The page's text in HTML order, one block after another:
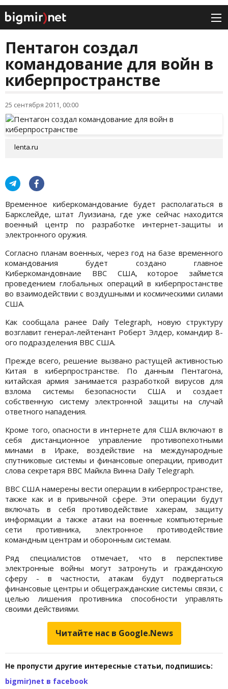
Пентагон создал
командование для войн в
киберпространстве
25 сентября 2011, 00:00
lenta.ru
Временное киберкомандование будет располагаться в
Баркслейде, штат Луизиана, где уже сейчас находится
военный центр по разработке интернет-защиты и
электронного оружия.
Согласно планам военных, через год на базе временного
командования будет создано главное
Киберкомандовнаие ВВС США, которое займется
проведением глобальных операций в киберпростанстве
во взаимодействии с воздушными и космическими силами
США.
Как сообщала ранее Daily Telegraph, новую структуру
возглавит генерал-лейтенант Роберт Элдер, командир 8-
ого подразделения ВВС США.
Прежде всего, решение вызвано растущей активностью
Китая в киберпространстве. По данным Пентагона,
китайская армия занимается разработкой вирусов для
взлома системы безопасности США и создает
собственную систему электронной защиты на случай
ответного нападения.
Кроме того, опасности в интернете для США включают в
себя дистанционное управление противопехотными
минами в Ираке, воздействие на международные
спутниковые системы и финансовые операции, приводит
слова секретаря ВВС Майкла Винна Daily Telegraph.
ВВС США намерены вести операции в киберпространстве,
также как и в привычной сфере. Эти операции будут
включать в себя противодействие хакерам, защиту
информации а также атаки на военные компьютерные
сети противника, электронное противодействие
командным центрам и оборонным системам.
Ряд специалистов отмечает, что в перспективе
электронные войны могут затронуть и гражданскую
сферу - в частности, атакам будут подвергаться
финансовые центры и общегражданские системы связи, с
целью лишения противника способности управлять
своими действиями.
Читайте нас в Google.News
Не пропусти другие интересные статьи, подпишись:
bigmir)net в facebook